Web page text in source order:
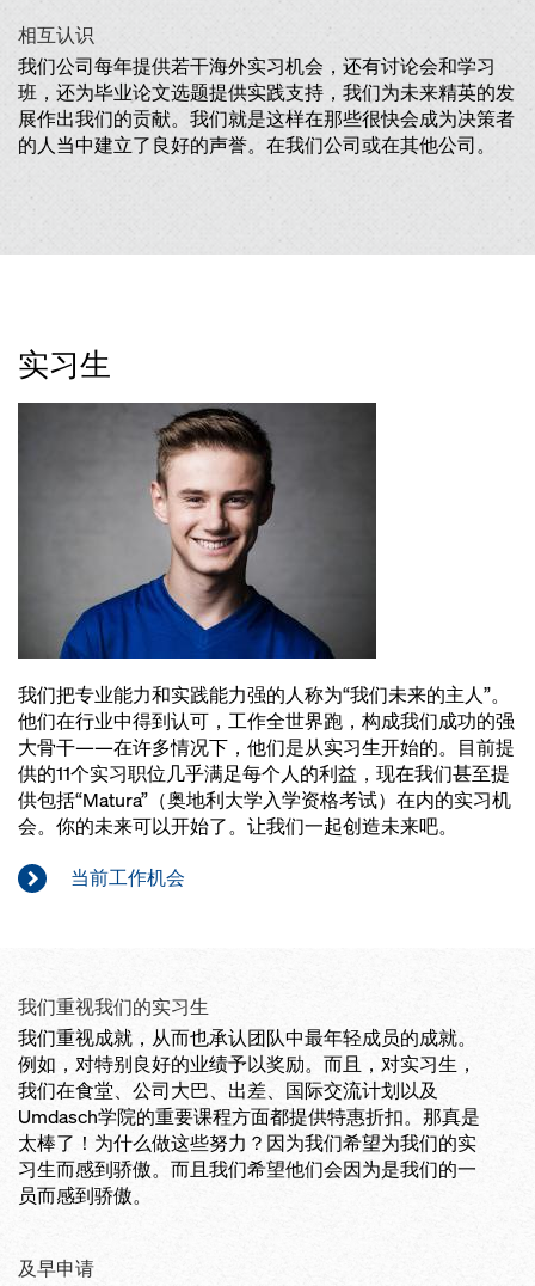
相互认识
我们公司每年提供若干海外实习机会，还有讨论会和学习
班，还为毕业论文选题提供实践支持，我们为未来精英的发
展作出我们的贡献。我们就是这样在那些很快会成为决策者
的人当中建立了良好的声誉。在我们公司或在其他公司。
实习生
我们把专业能力和实践能力强的人称为“我们未来的主人”。
他们在行业中得到认可，工作全世界跑，构成我们成功的强
大骨干——在许多情况下，他们是从实习生开始的。目前提
供的11个实习职位几乎满足每个人的利益，现在我们甚至提
供包括“Matura”（奥地利大学入学资格考试）在内的实习机
会。你的未来可以开始了。让我们一起创造未来吧。
当前工作机会
我们重视我们的实习生
我们重视成就，从而也承认团队中最年轻成员的成就。
例如，对特别良好的业绩予以奖励。而且，对实习生，
我们在食堂、公司大巴、出差、国际交流计划以及
Umdasch学院的重要课程方面都提供特惠折扣。那真是
太棒了！为什么做这些努力？因为我们希望为我们的实
习生而感到骄傲。而且我们希望他们会因为是我们的一
员而感到骄傲。
及早申请